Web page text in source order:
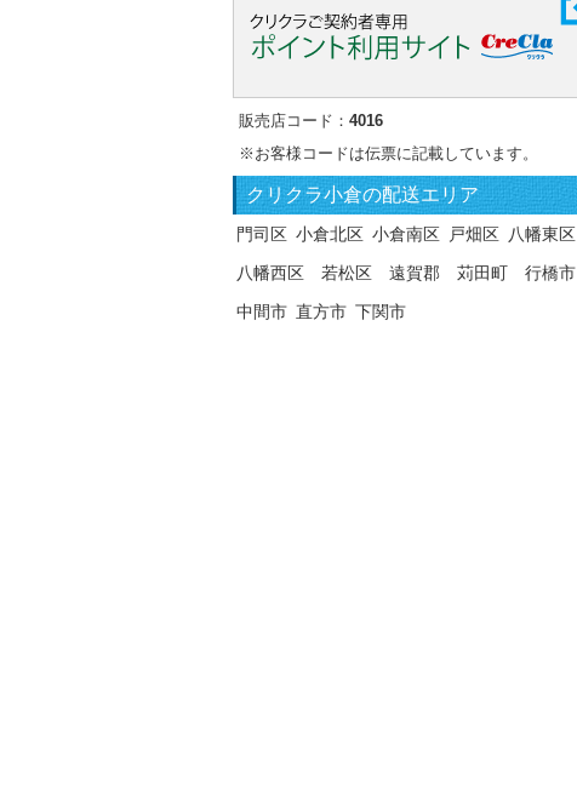
販売店コード： 4016
※お客様コードは伝票に記載しています。
クリクラ小倉の配送エリア
門司区 小倉北区 小倉南区 戸畑区 八幡東区
八幡西区
若松区 遠賀郡 苅田町
行橋市
中間市 直方市 下関市